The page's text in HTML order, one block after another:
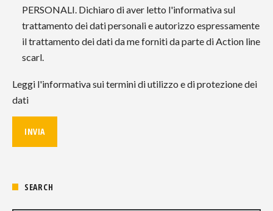
PERSONALI. Dichiaro di aver letto l'informativa sul
trattamento dei dati personali e autorizzo espressamente
il trattamento dei dati da me forniti da parte di Action line
scarl.
Leggi l'informativa sui termini di utilizzo e di protezione dei
dati
SEARCH